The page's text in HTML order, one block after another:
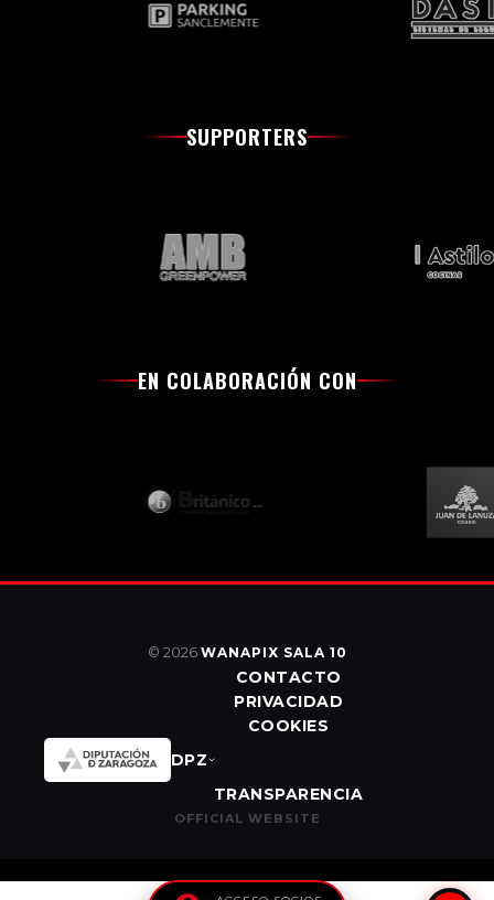
SUPPORTERS
EN COLABORACIÓN CON
© 2026 WANAPIX SALA 10
CONTACTO
PRIVACIDAD
COOKIES
DPZ
TRANSPARENCIA
OFFICIAL WEBSITE